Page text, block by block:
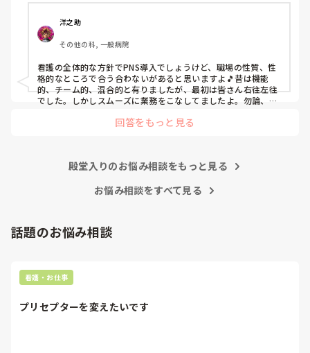
じざるを得ませんでした。
色々な病棟に入院したことのある患者さんも、「(私が異動
する前の病棟の方が)新人が患者から見てもよく動けてた
よ」と言っていました。
現病棟はPNSだけれども、結局は忙しくて、新人の面倒を見
てられず、清潔ケアや単純に点滴を繋げてくるなど、簡単な
仕事しか新人にさせていませんでした。PNSを廃止した病棟
では、イベントは必ずと言っていいほど新人に担当させて、
ることがどんどん増えていったと思っています。
朝の情報収集にも時間がかかり、結果、患者のことがわから
の意味があるのか疑問です。
やったことないの！？もう10ヶ月なんだから、未経験なこと
新人さんが可愛そう、と感じることもある反面、ペアの先輩
が何か処置をしているけど、ペアの新人はのんびり記録して
がいいんじゃないの？」と声をかけても、「記録終わってな
洋之助
その他の科, 一般病院
看護の全体的な方針でPNS導入でしょうけど、職場の性質、性
格的なところで合う合わないがあると思いますよ🎵昔は機能
的、チーム的、混合的と有りましたが、最初は皆さん右往左往
でした。しかしスムーズに業務をこなしてましたよ。勿論、指
と意見交換を行うべきと思いますよ🎵それに人手が足りないの
の向き合い方になると思いますよ🎵僕は昔の人間なので、昔は
いと思います。昔は患者様、スタッフ全員に目を配れる人が沢
るなら実施してみてはどうでしょうか⁉️そういう事と思います
回答をもっと見る
殿堂入りのお悩み相談をもっと見る
お悩み相談をすべて見る
話題のお悩み相談
看護・お仕事
プリセプターを変えたいです